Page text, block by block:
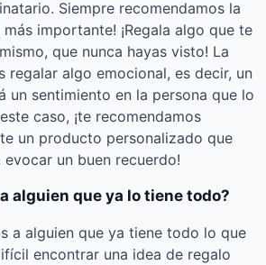
Siempre recomendamos la
importante! ¡Regala algo que te
que nunca hayas visto! La
regalar algo emocional, es decir, un
un sentimiento en la persona que lo
caso, ¡te recomendamos
un producto personalizado que
evocar un buen recuerdo!
alguien que ya lo tiene todo?
a alguien que ya tiene todo lo que
encontrar una idea de regalo